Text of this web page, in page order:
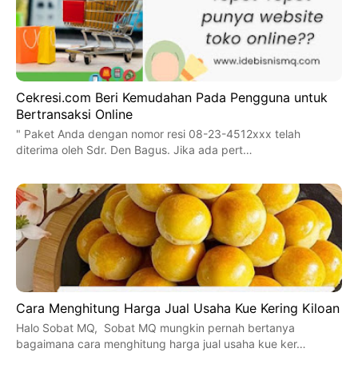
Cekresi.com Beri Kemudahan Pada Pengguna untuk
Bertransaksi Online
" Paket Anda dengan nomor resi 08-23-4512xxx telah
diterima oleh Sdr. Den Bagus. Jika ada pert…
Cara Menghitung Harga Jual Usaha Kue Kering Kiloan
Halo Sobat MQ, Sobat MQ mungkin pernah bertanya
bagaimana cara menghitung harga jual usaha kue ker…